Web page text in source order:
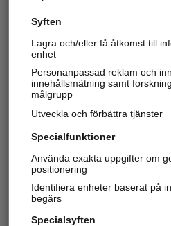
Syften
Lagra och/eller få åtkomst till
enhet
Personanpassad reklam och
innehållsmätning samt
målgrupp
Utveckla och förbättra tjänster
Specialfunktioner
Använda exakta uppgifter om
positionering
Identifiera enheter baserat på
begärs
Specialsyften